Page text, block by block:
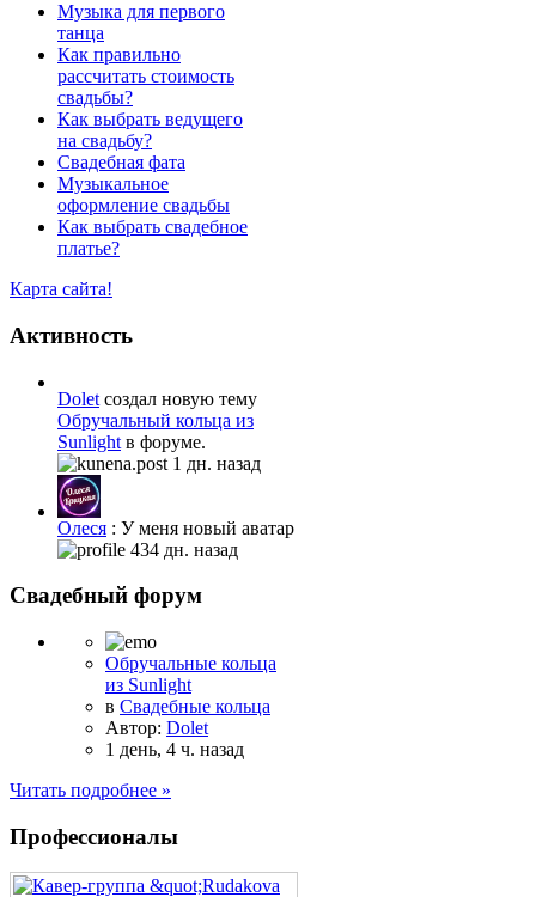
Музыка для первого
танца
Как правильно
рассчитать стоимость
свадьбы?
Как выбрать ведущего
на свадьбу?
Свадебная фата
Музыкальное
оформление свадьбы
Как выбрать свадебное
платье?
Карта сайта!
Активность
Dolet создал новую тему
Обручальный кольца из
Sunlight в форуме.
1 дн. назад
Олеся : У меня новый аватар
434 дн. назад
Свадебный форум
Обручальные кольца
из Sunlight
в Свадебные кольца
Автор: Dolet
1 день, 4 ч. назад
Читать подробнее »
Профессионалы